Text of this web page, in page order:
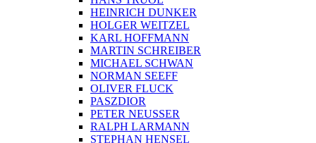
HEINRICH DUNKER
HOLGER WEITZEL
KARL HOFFMANN
MARTIN SCHREIBER
MICHAEL SCHWAN
NORMAN SEEFF
OLIVER FLUCK
PASZDIOR
PETER NEUSSER
RALPH LARMANN
STEPHAN HENSEL